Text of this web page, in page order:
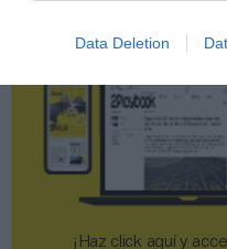
Data Deletion
¡Haz click aquí y